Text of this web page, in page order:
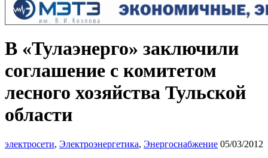
В «Тулаэнерго» заключили
соглашение с комитетом
лесного хозяйства Тульской
области
электросети, Электроэнергетика, Энергоснабжение 05/03/2012